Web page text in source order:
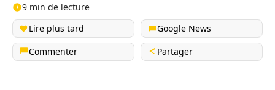
9 min de lecture
Lire plus tard
Google News
Commenter
Partager